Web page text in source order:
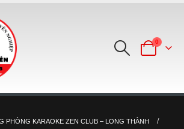
0
PHÒNG KARAOKE ZEN CLUB – LONG THÀNH